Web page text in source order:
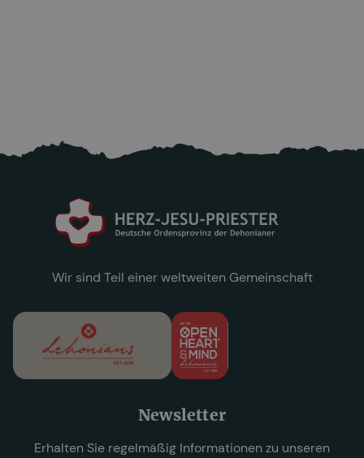
Wir sind Teil einer weltweiten Gemeinschaft
Newsletter
Erhalten Sie regelmäßig Informationen zu unseren